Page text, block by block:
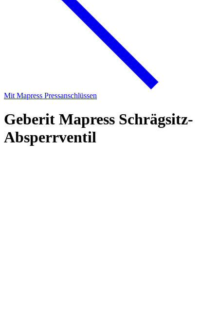
Mit Mapress Pressanschlüssen
Geberit Mapress Schrägsitz-
Absperrventil